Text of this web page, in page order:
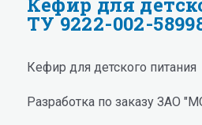
ТУ 9222-002-
Кефир для детского питания
Разработка по заказу ЗАО